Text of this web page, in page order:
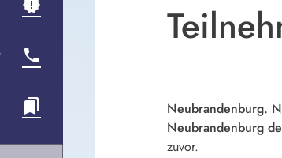
Neubrandenburg.
Neubrandenburg
zuvor.